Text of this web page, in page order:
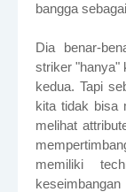
bangga
Dia benar-
striker "hanya"
kedua. Tapi
kita tidak bisa
melihat
memiliki